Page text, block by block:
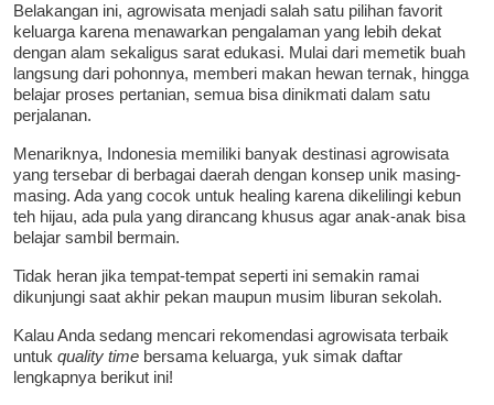
Belakangan ini, agrowisata menjadi salah satu pilihan favorit
keluarga karena menawarkan pengalaman yang lebih dekat
dengan alam sekaligus sarat edukasi. Mulai dari memetik buah
langsung dari pohonnya, memberi makan hewan ternak, hingga
belajar proses pertanian, semua bisa dinikmati dalam satu
perjalanan.
Menariknya, Indonesia memiliki banyak destinasi agrowisata
yang tersebar di berbagai daerah dengan konsep unik masing-
masing. Ada yang cocok untuk healing karena dikelilingi kebun
teh hijau, ada pula yang dirancang khusus agar anak-anak bisa
belajar sambil bermain.
Tidak heran jika tempat-tempat seperti ini semakin ramai
dikunjungi saat akhir pekan maupun musim liburan sekolah.
Kalau Anda sedang mencari rekomendasi agrowisata terbaik
untuk quality time bersama keluarga, yuk simak daftar
lengkapnya berikut ini!